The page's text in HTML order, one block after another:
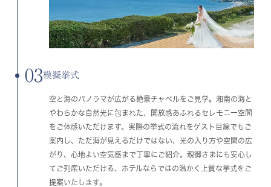
03模擬挙式
空と海のパノラマが広がる絶景チャペルをご見学。湘南の海と
やわらかな自然光に包まれた、開放感あふれるセレモニー空間
をご体感いただけます。実際の挙式の流れをゲスト目線でもご
案内し、ただ海が見えるだけではない、光の入り方や空間の広
がり、心地よい空気感まで丁寧にご紹介。親御さまにも安心し
てご列席いただける、ホテルならではの温かく上質な挙式をご
提案いたします。